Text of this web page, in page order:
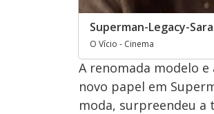
Superman-Legacy-
O Vício - Cinema
A renomada modelo
novo papel em
moda, surpreendeu